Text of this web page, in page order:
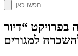
“דיור